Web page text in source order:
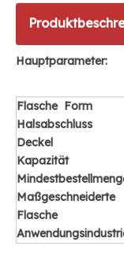
Hauptparameter:
Flasche Form
Halsabschluss
Deckel
Kapazität
Maßgeschneiderte
Flasche